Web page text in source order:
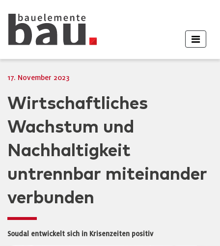
17. November 2023
Wirtschaftliches
Wachstum und
Nachhaltigkeit
untrennbar miteinander
verbunden
Soudal entwickelt sich in Krisenzeiten positiv